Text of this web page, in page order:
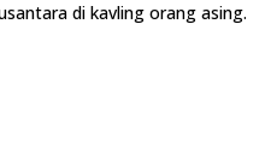
di kavling orang asing.